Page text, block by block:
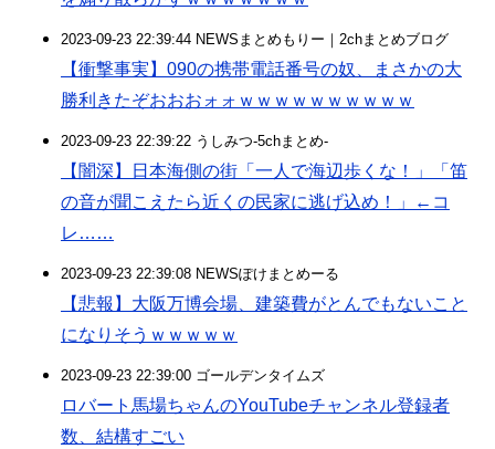
2023-09-23 22:39:44 NEWSまとめもりー｜2chまとめブログ
【衝撃事実】090の携帯電話番号の奴、まさかの大
勝利きたぞおおおォォｗｗｗｗｗｗｗｗｗｗ
2023-09-23 22:39:22 うしみつ-5chまとめ-
【闇深】日本海側の街「一人で海辺歩くな！」「笛
の音が聞こえたら近くの民家に逃げ込め！」←コ
レ……
2023-09-23 22:39:08 NEWSぽけまとめーる
【悲報】大阪万博会場、建築費がとんでもないこと
になりそうｗｗｗｗｗ
2023-09-23 22:39:00 ゴールデンタイムズ
ロバート馬場ちゃんのYouTubeチャンネル登録者
数、結構すごい